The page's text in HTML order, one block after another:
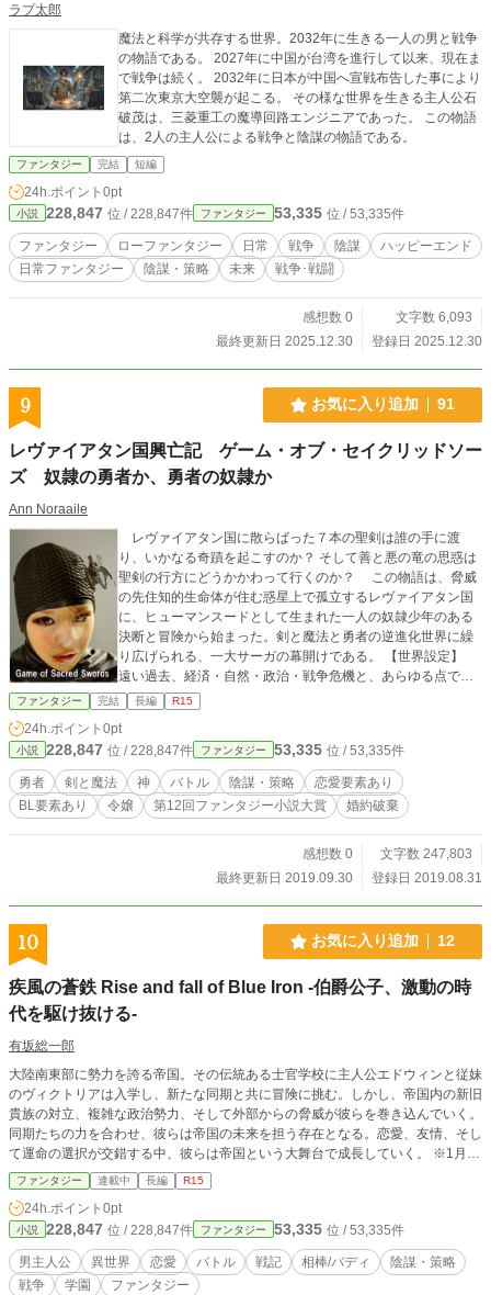
ラプ太郎
魔法と科学が共存する世界。2032年に生きる一人の男と戦争
の物語である。 2027年に中国が台湾を進行して以来、現在ま
で戦争は続く。 2032年に日本が中国へ宣戦布告した事により
第二次東京大空襲が起こる。 その様な世界を生きる主人公石
破茂は、三菱重工の魔導回路エンジニアであった。 この物語
は、2人の主人公による戦争と陰謀の物語である。
ファンタジー 完結 短編
24h.ポイント 0pt
小説 228,847 位 / 228,847件 ファンタジー 53,335 位 / 53,335件
ファンタジー ローファンタジー 日常 戦争 陰謀
ハッピーエンド
日常ファンタジー
陰謀・策略 未来 戦争･戦闘
感想数 0
文字数 6,093
最終更新日 2025.12.30
登録日 2025.12.30
9 お気に入り追加 91
レヴァイアタン国興亡記 ゲーム・オブ・セイクリッドソー
ズ 奴隷の勇者か、勇者の奴隷か
Ann Noraaile
レヴァイアタン国に散らばった７本の聖剣は誰の手に渡
り、いかなる奇蹟を起こすのか？ そして善と悪の竜の思惑は
聖剣の行方にどうかかわって行くのか？ この物語は、脅威
の先住知的生命体が住む惑星上で孤立するレヴァイアタン国
に、ヒューマンスードとして生まれた一人の奴隷少年のある
決断と冒険から始まった。剣と魔法と勇者の逆進化世界に繰
り広げられる、一大サーガの幕開けである。 【世界設定】
遠い過去、経済・自然・政治・戦争危機と、あらゆる点で飽
和点に達した人類は、Ωシャッフルと呼ばれる最大級のバイ
オハザードと大地殻変動を同時に向かえ破滅寸前だった。
この時、グレーテルと呼ばれる新知性が、偶然にも地球に破
損漂着した宇宙特異点ゲートを修理することに成功し、数％
の人間達を深宇宙のある惑星に転移させた。 しかしグレー
テルは転移先惑星のテラホーミングに失敗し、辛うじて人間
が生息できるスポットへ彼らを分散させる事になった。レヴ
ファンタジー 完結 長編 R15
24h.ポイント 0pt
小説 228,847 位 / 228,847件 ファンタジー 53,335 位 / 53,335件
勇者 剣と魔法 神 バトル 陰謀・策略
恋愛要素あり
BL要素あり
令嬢 第12回ファンタジー小説大賞 婚約破棄
感想数 0
文字数 247,803
最終更新日 2019.09.30
登録日 2019.08.31
10 お気に入り追加 12
疾風の蒼鉄 Rise and fall of Blue Iron -伯爵公子、激動の時
代を駆け抜ける-
有坂総一郎
大陸南東部に勢力を誇る帝国。その伝統ある士官学校に主人公エドウィンと従妹
のヴィクトリアは入学し、新たな同期と共に冒険に挑む。しかし、帝国内の新旧
貴族の対立、複雑な政治勢力、そして外部からの脅威が彼らを巻き込んでいく。
同期たちの力を合わせ、彼らは帝国の未来を担う存在となる。恋愛、友情、そし
て運命の選択が交錯する中、彼らは帝国という大舞台で成長していく。 ※1月中
旬までは連続更新分のストック準備済み
ファンタジー 連載中 長編 R15
24h.ポイント 0pt
小説 228,847 位 / 228,847件 ファンタジー 53,335 位 / 53,335件
男主人公 異世界 恋愛 バトル 戦記 相棒/バディ
陰謀・策略
戦争
学園 ファンタジー